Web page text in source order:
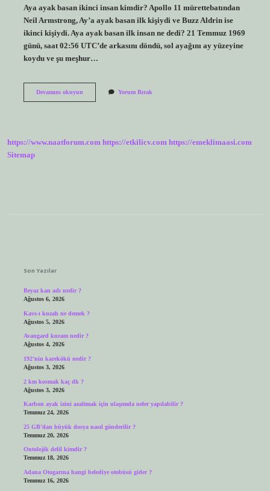
Aya ayak basan ikinci insan kimdir? Apollo 11 mürettebatından
Neil Armstrong, Ay’a ayak basan ilk kişiydi ve Buzz Aldrin ise
ikinci kişiydi. Aya ayak basan ilk insan ne dedi? 21 Temmuz 1969
günü, saat 02:56 UTC’de arkasını döndü, sol ayağını ay yüzeyine
koydu ve şu meşhur…
Devamını okuyunAya
Yorum Bırak
https://www.naatforum.com https://etkilicv.com https://emeklimaasi.com
Sitemap
Son Yazılar
Beyaz kan adı nedir ?
Ağustos 6, 2026
Kavs-ı kuzah ne demek ?
Ağustos 5, 2026
Avangard kuram nedir ?
Ağustos 4, 2026
192’nin karekökü nedir ?
Ağustos 3, 2026
2 km kosmak kaç dk ?
Ağustos 3, 2026
Karbon ayak izini azaltmak için ulaşımda neler yapılabilir ?
Temmuz 24, 2026
25 GB’dan büyük dosya nasıl gönderilir ?
Temmuz 20, 2026
Ontolojik delil kimdir ?
Temmuz 18, 2026
Adana Otogarına hangi belediye otobüsü gider ?
Temmuz 16, 2026